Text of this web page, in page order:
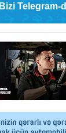
Bizi Telegram-